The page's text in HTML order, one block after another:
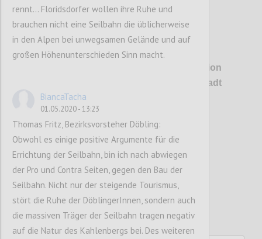
P1
Erstmals wird es konkret: Die Talstation
soll direkt auf dem Bahnhof Heiligenstadt
aufsitzen.
rennt… Floridsdorfer wollen ihre Ruhe und
brauchen nicht eine Seilbahn die üblicherweise
in den Alpen bei unwegsamen Gelände und auf
großen Höhenunterschieden Sinn macht.
BiancaTacha
01.05.2020 - 13:23
Thomas Fritz, Bezirksvorsteher Döbling:
Obwohl es einige positive Argumente für die
Errichtung der Seilbahn, bin ich nach abwiegen
der Pro und Contra Seiten, gegen den Bau der
Seilbahn. Nicht nur der steigende Tourismus,
stört die Ruhe der DöblingerInnen, sondern auch
die massiven Träger der Seilbahn tragen negativ
auf die Natur des Kahlenbergs bei. Des weiteren